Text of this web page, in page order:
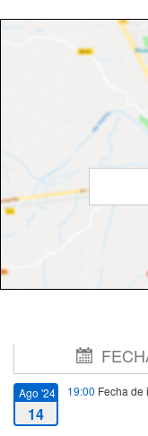
Ago '24
14
19:00 Fecha de